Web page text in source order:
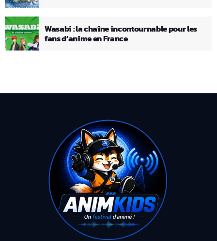
Wasabi : la chaîne incontournable pour les
fans d’anime en France